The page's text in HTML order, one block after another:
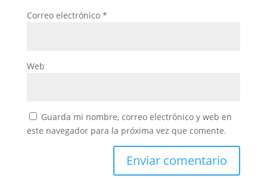
Correo electrónico *
Web
Guarda mi nombre, correo electrónico y web en
este navegador para la próxima vez que comente.